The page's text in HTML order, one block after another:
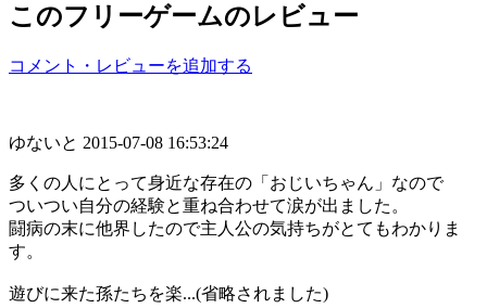
このフリーゲームのレビュー
コメント・レビューを追加する
ゆないと 2015-07-08 16:53:24
多くの人にとって身近な存在の「おじいちゃん」なので
ついつい自分の経験と重ね合わせて涙が出ました。
闘病の末に他界したので主人公の気持ちがとてもわかりま
す。
遊びに来た孫たちを楽...(省略されました)